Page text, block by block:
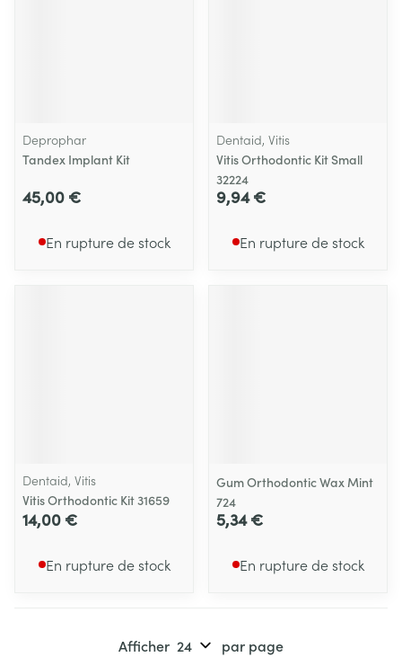
Deprophar
Tandex Implant Kit
45,00 €
En rupture de stock
Dentaid, Vitis
Vitis Orthodontic Kit Small
32224
9,94 €
En rupture de stock
Dentaid, Vitis
Vitis Orthodontic Kit 31659
14,00 €
En rupture de stock
Gum Orthodontic Wax Mint
724
5,34 €
En rupture de stock
Afficher par page